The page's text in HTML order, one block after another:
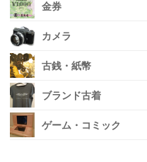
金券
カメラ
古銭・紙幣
ブランド古着
ゲーム・コミック